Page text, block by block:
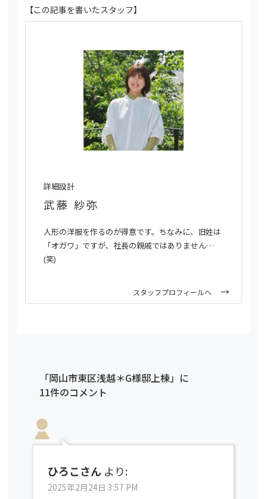
【この記事を書いたスタッフ】
詳細設計
武藤 紗弥
人形の洋服を作るのが得意です。ちなみに、旧姓は
「オガワ」ですが、社長の親戚ではありません…
(笑)
スタッフプロフィールへ
「岡山市東区浅越＊G様邸上棟」に
11件のコメント
ひろこさん より:
2025年2月24日 3:57 PM